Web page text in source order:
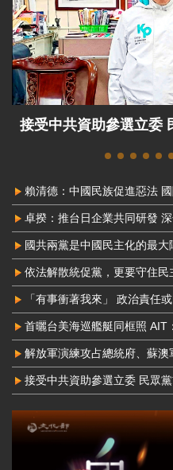
接受中共資助參選立委
賴清德：中國民族促進惡法
卓揆：推台日企業共同研發
國共兩黨是中國民主化的最大
依法解散統促黨，更要守住民
「有事衝著我來」 政治責任
首曬台美海巡艦艇同框照 AIT：
解放軍演練攻占總統府、蘇澳
接受中共資助參選立委 民眾